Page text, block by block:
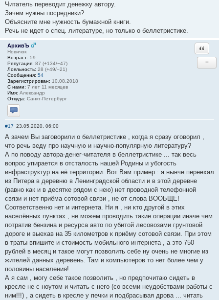
Читатель переводит денежку автору.
Зачем нужны посредники?
Объясните мне нужность бумажной книги.
Речь не идет о спец. литературе, но только о беллетристике.
АрхивЪ
Новичок
Возраст: 59
Репутация: 87 (+134/−47)
Лояльность: 28 (+49/−21)
Сообщения: 54
Зарегистрирован: 10.08.2018
С нами: 7 лет 11 месяцев
Имя: Александр
Откуда: Санкт-Петербург
Отправить личное сообщение
−
#17 23.05.2020, 06:00
А зачем Вы заговорили о беллетристике , когда я сразу оговорил ,
что речь веду про научную и научно-популярную литературу?
А по поводу автора-денег-читателя в беллетристике ... так весь
вопрос упирается в отсталость нашей Родины и убогость
инфраструктур на её территории. Вот Вам пример : я нынче переехал
из Питера в деревню в Ленинградской области и в этой деревне
(равно как и в десятке рядом с нею) нет проводной телефонной
связи и нет приёма сотовой связи , не от слова ВООБЩЕ!
Соответственно нет и интернета. Ни я , ни кто другой в этих
населённых пунктах , не можем проводить такие операции иначе чем
потратив бензина и ресурса авто по убитой лесовозами грунтовой
дороге и выехав на 35 километров к приёму сотовой связи. При этом
в траты впишите и стоимость мобильного интернета , а это 750
рублей в месяц и такое могут позволить себе ну очень не многие из
жителей данных деревень. Там и компьютеров то нет более чем у
половины населения!
А я сам , могу себе такое позволить , но предпочитаю сидеть в
кресле не с ноутом и читать с него (со всеми неудобствами работы с
ним!!!) , а сидеть в кресле у печки и подбрасывая дрова ... читать